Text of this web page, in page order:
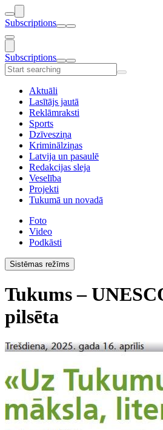
Subscriptions
Subscriptions
Aktuāli
Lasītājs jautā
Reklāmraksti
Sports
Dzīvesziņa
Kriminālziņas
Latvija un pasaulē
Redakcijas sleja
Veselība
Projekti
Tukumā un novadā
Foto
Video
Podkāsti
Sistēmas režīms
Tukums –
pilsēta